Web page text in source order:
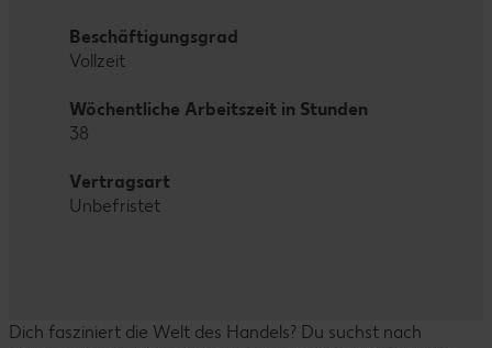
Beschäftigungsgrad
Vollzeit
Wöchentliche Arbeitszeit in Stunden
38
Vertragsart
Unbefristet
Dich fasziniert die Welt des Handels? Du suchst nach